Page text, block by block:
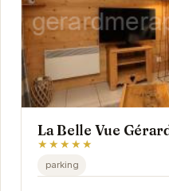
La Belle Vue
★★★★★
parking